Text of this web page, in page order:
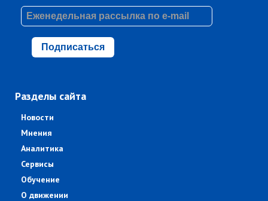
Подписаться
Разделы сайта
Новости
Мнения
Аналитика
Сервисы
Обучение
О движении